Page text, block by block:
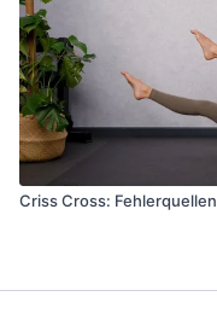
Criss Cross: Fehlerquellen